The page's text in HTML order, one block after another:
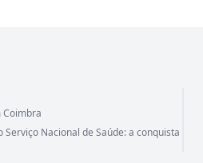
Coimbra
Serviço Nacional de Saúde: a conquista